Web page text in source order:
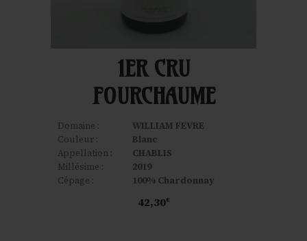
1ER CRU
FOURCHAUME
Domaine :
WILLIAM FEVRE
Couleur :
Blanc
Appellation :
CHABLIS
Millésime :
2019
Cépage :
100% Chardonnay
42,30€